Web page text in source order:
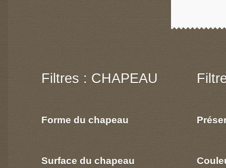
Filtres : CHAPEAU
Forme du chapeau
Surface du chapeau